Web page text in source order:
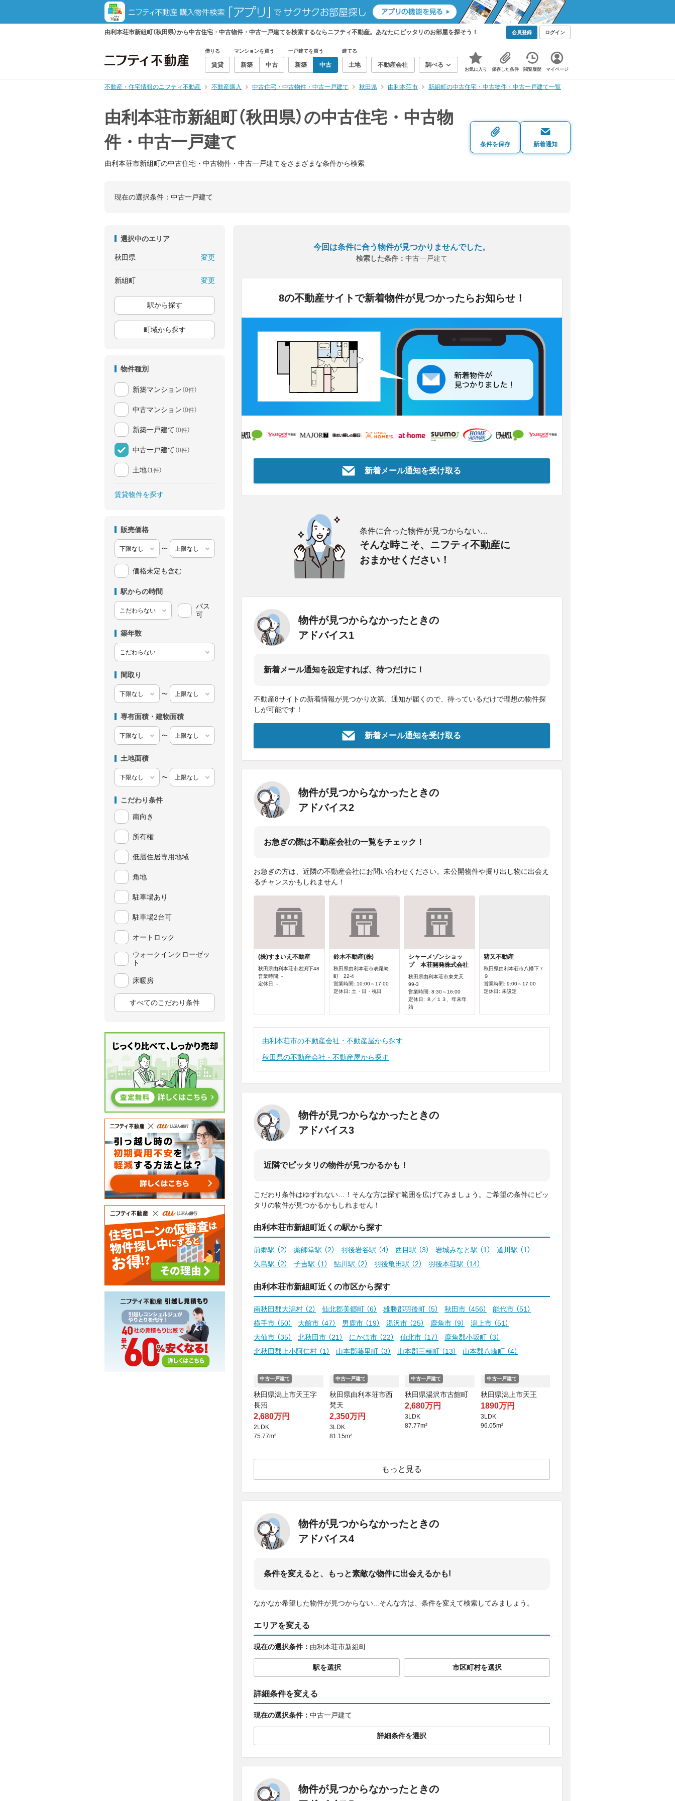
由利本荘市新組町（秋田県）から中古住宅・中古物件・中古一戸建てを検索するならニフティ不動産。あなたにピッタリのお部屋を探そう！ 会員登録 ログイン
借りる
賃貸
マンションを買う
新築 中古
一戸建てを買う
新築 中古
建てる
土地 不動産会社 調べる
お気に入り 保存した条件 閲覧履歴 マイページ
不動産・住宅情報のニフティ不動産 不動産購入 中古住宅・中古物件・中古一戸建て 秋田県 由利本荘市 新組町の中古住宅・中古物件・中古一戸建て一覧
由利本荘市新組町（秋田県）の中古住宅・中古物
件・中古一戸建て
由利本荘市新組町の中古住宅・中古物件・中古一戸建てをさまざまな条件から検索
条件を保存 新着通知
現在の選択条件： 中古一戸建て
選択中のエリア
秋田県 変更
新組町 変更
駅から探す
町域から探す
物件種別
新築マンション （0件）
中古マンション （0件）
新築一戸建て （0件）
中古一戸建て （0件）
土地（1件）
賃貸物件を探す
販売価格
〜
価格未定も含む
駅からの時間
バス
可
築年数
間取り
〜
専有面積・建物面積
〜
土地面積
〜
こだわり条件
南向き
所有権
低層住居専用地域
角地
駐車場あり
駐車場2台可
オートロック
ウォークインクローゼッ
ト
床暖房
すべてのこだわり条件
今回は条件に合う物件が見つかりませんでした。
検索した条件： 中古一戸建て
8の不動産サイトで新着物件が見つかったらお知らせ！
新着メール通知を受け取る
条件に合った物件が見つからない…
そんな時こそ、ニフティ不動産に
おまかせください！
物件が見つからなかったときの
アドバイス1
新着メール通知を設定すれば、待つだけに！
不動産8サイトの新着情報が見つかり次第、通知が届くので、待っているだけで理想の物件探
しが可能です！
新着メール通知を受け取る
物件が見つからなかったときの
アドバイス2
お急ぎの際は不動産会社の一覧をチェック！
お急ぎの方は、近隣の不動産会社にお問い合わせください。未公開物件や掘り出し物に出会え
るチャンスかもしれません！
(株)すまいえ不動産
秋田県由利本荘市岩渕下48
営業時間: -
定休日: -
鈴木不動産(株)
秋田県由利本荘市表尾崎
町 22-4
営業時間: 10:00～17:00
定休日: 土・日・祝日
シャーメゾンショッ
プ 本荘開発株式会社
秋田県由利本荘市東梵天
99-3
営業時間: 8:30～16:00
定休日: ８／１３、年末年
始
猪又不動産
秋田県由利本荘市八幡下７
９
営業時間: 9:00～17:00
定休日: 未設定
由利本荘市の不動産会社・不動産屋から探す
秋田県の不動産会社・不動産屋から探す
物件が見つからなかったときの
アドバイス3
近隣でピッタリの物件が見つかるかも！
こだわり条件はゆずれない…！そんな方は探す範囲を広げてみましょう。ご希望の条件にピッ
タリの物件が見つかるかもしれません！
由利本荘市新組町近くの駅から探す
前郷駅 （2） 薬師堂駅 （2） 羽後岩谷駅 （4） 西目駅 （3） 岩城みなと駅 （1） 道川駅 （1）
矢島駅 （2） 子吉駅 （1） 鮎川駅 （2） 羽後亀田駅 （2） 羽後本荘駅 （14）
由利本荘市新組町近くの市区から探す
南秋田郡大潟村 （2） 仙北郡美郷町 （6） 雄勝郡羽後町 （5） 秋田市 （456） 能代市 （51）
横手市 （50） 大館市 （47） 男鹿市 （19） 湯沢市 （25） 鹿角市 （9） 潟上市 （51）
大仙市 （35） 北秋田市 （21） にかほ市 （22） 仙北市 （17） 鹿角郡小坂町 （3）
北秋田郡上小阿仁村 （1） 山本郡藤里町 （3） 山本郡三種町 （13） 山本郡八峰町 （4）
中古一戸建て
秋田県潟上市天王字
長沼
2,680万円
2LDK
75.77m²
中古一戸建て
秋田県由利本荘市西
梵天
2,350万円
3LDK
81.15m²
中古一戸建て
秋田県湯沢市古館町
2,680万円
3LDK
87.77m²
中古一戸建て
秋田県潟上市天王
1890万円
3LDK
96.05m²
もっと見る
物件が見つからなかったときの
アドバイス4
条件を変えると、もっと素敵な物件に出会えるかも!
なかなか希望した物件が見つからない...そんな方は、条件を変えて検索してみましょう。
エリアを変える
現在の選択条件： 由利本荘市新組町
駅を選択 市区町村を選択
詳細条件を変える
現在の選択条件： 中古一戸建て
詳細条件を選択
物件が見つからなかったときの